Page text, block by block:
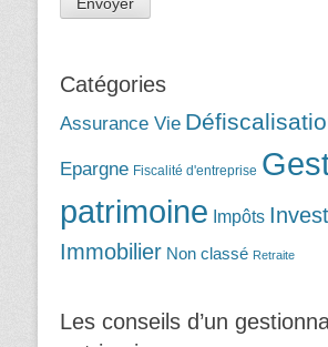
Catégories
Assurance Vie
Epargne Fiscalité d'entreprise
patrimoine Impôts
Immobilier Non classé Retraite
Les conseils d’un